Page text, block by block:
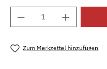
Produkt Anzahl:
Zum Merkzettel hinzufügen